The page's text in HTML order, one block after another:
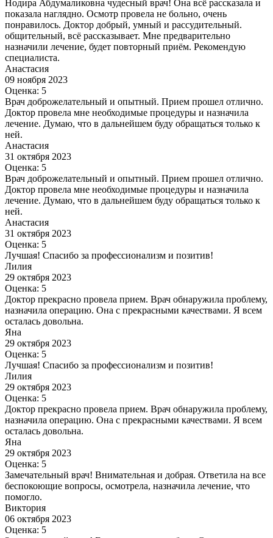
Нодира Абдумаликовна чудесный врач! Она всё рассказала и
показала наглядно. Осмотр провела не больно, очень
понравилось. Доктор добрый, умный и рассудительный.
общительный, всё рассказывает. Мне предварительно
назначили лечение, будет повторный приём. Рекомендую
специалиста.
Анастасия
09 ноября 2023
Оценка: 5
Врач доброжелательный и опытный. Прием прошел отлично.
Доктор провела мне необходимые процедуры и назначила
лечение. Думаю, что в дальнейшем буду обращаться только к
ней.
Анастасия
31 октября 2023
Оценка: 5
Врач доброжелательный и опытный. Прием прошел отлично.
Доктор провела мне необходимые процедуры и назначила
лечение. Думаю, что в дальнейшем буду обращаться только к
ней.
Анастасия
31 октября 2023
Оценка: 5
Лучшая! Спасибо за профессионализм и позитив!
Лилия
29 октября 2023
Оценка: 5
Доктор прекрасно провела прием. Врач обнаружила проблему,
назначила операцию. Она с прекрасными качествами. Я всем
осталась довольна.
Яна
29 октября 2023
Оценка: 5
Лучшая! Спасибо за профессионализм и позитив!
Лилия
29 октября 2023
Оценка: 5
Доктор прекрасно провела прием. Врач обнаружила проблему,
назначила операцию. Она с прекрасными качествами. Я всем
осталась довольна.
Яна
29 октября 2023
Оценка: 5
Замечательный врач! Внимательная и добрая. Ответила на все
беспокоющие вопросы, осмотрела, назначила лечение, что
помогло.
Виктория
06 октября 2023
Оценка: 5